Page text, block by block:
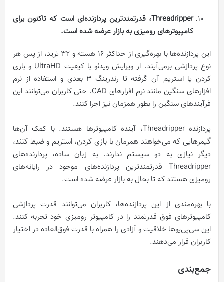
Threadripper، قدرتمندترین پردازنده‌ای است که تاکنون برای
کامپیوترهای رومیزی به بازار عرضه شده است.
این پردازنده‌ها با بهره‌گیری از حداکثر 16 هسته و 32 ترید، از پس هر
نوع پردازشی برمی‌آیند. از ویرایش ویدئو با کیفیت UltraHD و بازی
کردن یا استریم آن گرفته تا رندرینگ 3 بعدی و استفاده از نرم
افزارهای سنگین مانند نرم افزارهای CAD. حتی کاربران می‌توانند این
فرآیندهای سنگین را بطور همزمان نیز اجرا کنند.
پردازنده‌ Threadripper، آینده کامپیوترها هستند. با کمک آن‌ها
گیمرهایی که می‌خواهند همزمان با بازی کردن، استریم و ضبط کنند،
دیگر نیازی به دو سیستم ندارند. به زبان ساده، پردازنده‌های
Threadripper قدرتمندترین پردازنده‌های موجود در رایانه‌های
رومیزی هستند که تا بحال به بازار عرضه شده است.
با بهره‌مندی از این پردازنده‌ها، کاربران می‌توانند قدرت پردازشی
کامپیوترهای فوق قدرتمند را در کامپیوتر رومیزی خود تجربه کنند.
این سی‌پی‌یوها خلاقیت و آزادی را همراه با قدرت فوق‌العاده در اختیار
کاربران قرار می‌دهند.
جمع‌بندی